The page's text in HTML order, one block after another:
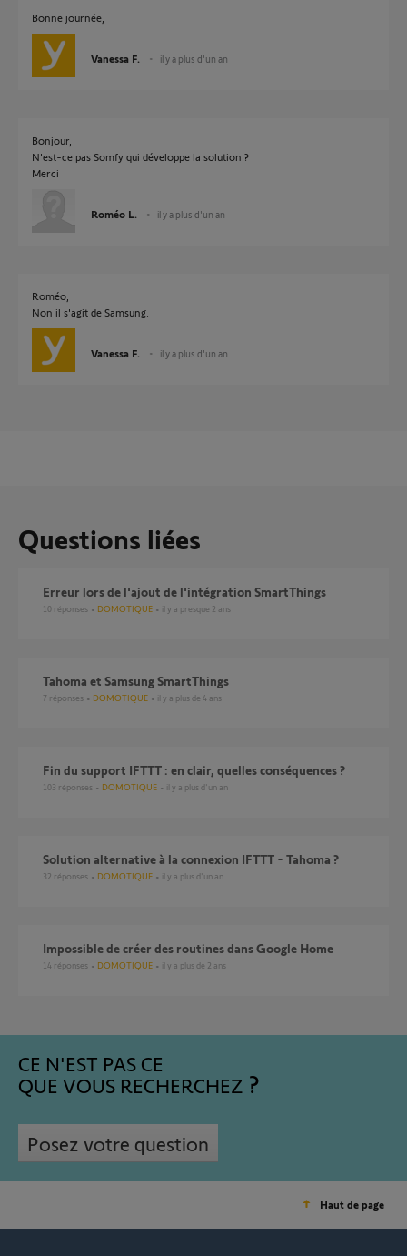
Bonne journée,
Vanessa F. il y a plus d'un an
Bonjour,
N'est-ce pas Somfy qui développe la solution ?
Merci
Roméo L. il y a plus d'un an
Roméo,
Non il s'agit de Samsung.
Vanessa F. il y a plus d'un an
Questions liées
Erreur lors de l'ajout de l'intégration SmartThings
10 réponses DOMOTIQUE il y a presque 2 ans
Tahoma et Samsung SmartThings
7 réponses DOMOTIQUE il y a plus de 4 ans
Fin du support IFTTT : en clair, quelles conséquences ?
103 réponses DOMOTIQUE il y a plus d'un an
Solution alternative à la connexion IFTTT - Tahoma ?
32 réponses DOMOTIQUE il y a plus d'un an
Impossible de créer des routines dans Google Home
14 réponses DOMOTIQUE il y a plus de 2 ans
CE N'EST PAS CE
QUE VOUS RECHERCHEZ
Posez votre question
Haut de page